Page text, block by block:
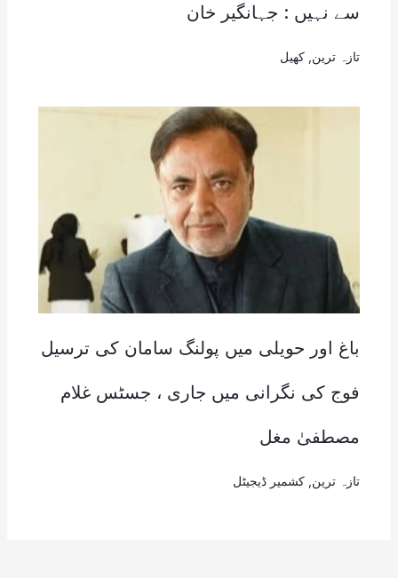
سے نہیں : جہانگیر خان
تازہ ترین کھیل
باغ اور حویلی میں پولنگ سامان کی ترسیل
فوج کی نگرانی میں جاری ، جسٹس غلام
مصطفیٰ مغل
تازہ ترین کشمیر ڈیجیٹل